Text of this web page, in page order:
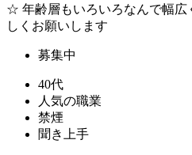
☆ 年齢層もいろいろなんで幅広
しくお願いします
募集中
40代
人気の職業
禁煙
聞き上手